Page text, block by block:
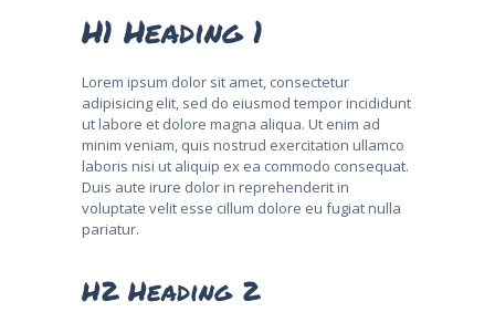
H1 Heading 1
Lorem ipsum dolor sit amet, consectetur
adipisicing elit, sed do eiusmod tempor incididunt
ut labore et dolore magna aliqua. Ut enim ad
minim veniam, quis nostrud exercitation ullamco
laboris nisi ut aliquip ex ea commodo consequat.
Duis aute irure dolor in reprehenderit in
voluptate velit esse cillum dolore eu fugiat nulla
pariatur.
H2 Heading 2